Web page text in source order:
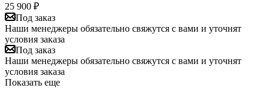
25 900 ₽
Под заказ
Наши менеджеры обязательно свяжутся с вами и уточнят
условия заказа
Под заказ
Наши менеджеры обязательно свяжутся с вами и уточнят
условия заказа
Показать еще